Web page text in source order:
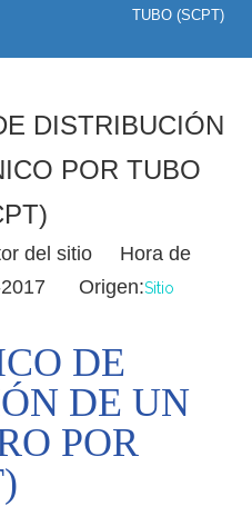
TUBO (SCPT)
DISTRIBUCIÓN
POR TUBO
del sitio Hora de
2017 Origen:Sitio
DE
DE UN
POR